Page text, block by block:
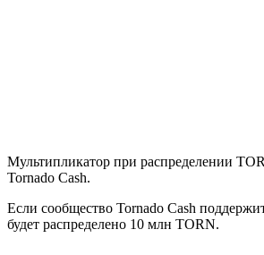
Мультипликатор при распределении
Tornado Cash.
Если сообщество Tornado Cash
будет распределено 10 млн TORN.